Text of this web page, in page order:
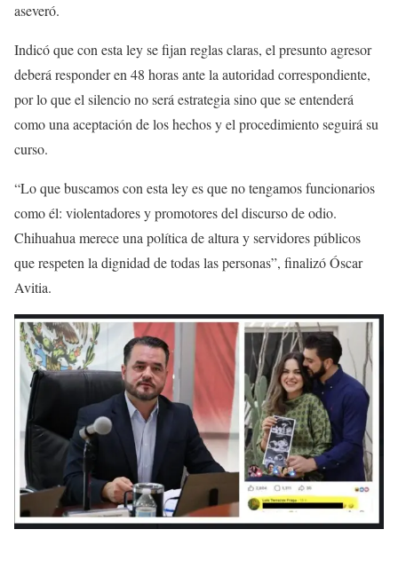
aseveró.
Indicó que con esta ley se fijan reglas claras, el presunto agresor
deberá responder en 48 horas ante la autoridad correspondiente,
por lo que el silencio no será estrategia sino que se entenderá
como una aceptación de los hechos y el procedimiento seguirá su
curso.
“Lo que buscamos con esta ley es que no tengamos funcionarios
como él: violentadores y promotores del discurso de odio.
Chihuahua merece una política de altura y servidores públicos
que respeten la dignidad de todas las personas”, finalizó Óscar
Avitia.